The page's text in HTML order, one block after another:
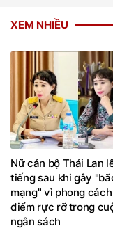
XEM NHIỀU
Nữ cán bộ Thái Lan
tiếng sau khi gây
mạng" vì phong
điểm rực rỡ trong
ngân sách